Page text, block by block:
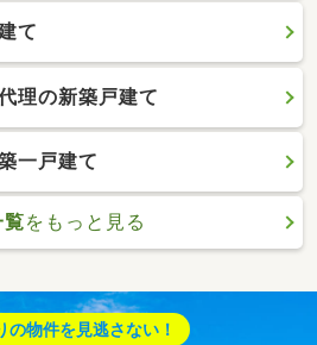
て
理の新築戸建て
一戸建て
覧をもっと見る
の物件を見逃さない！